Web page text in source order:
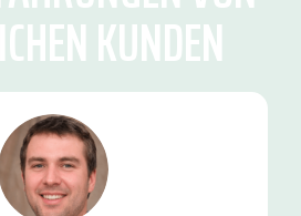
KUNDEN